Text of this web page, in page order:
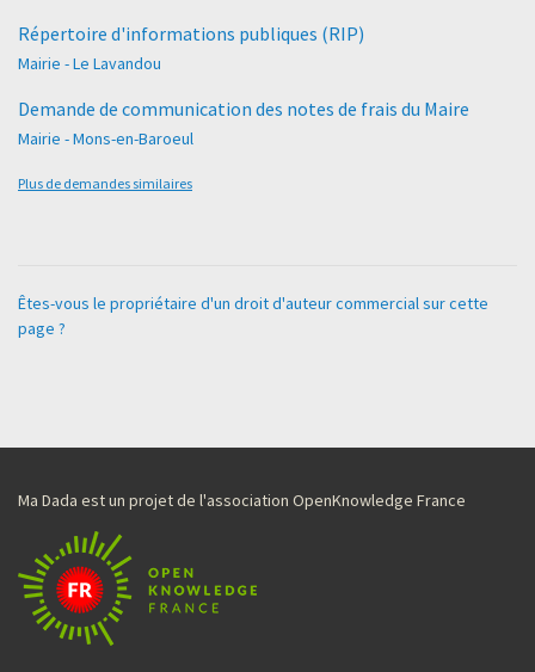
Répertoire d'informations publiques (RIP)
Mairie - Le Lavandou
Demande de communication des notes de frais du Maire
Mairie - Mons-en-Baroeul
Plus de demandes similaires
Êtes-vous le propriétaire d'un droit d'auteur commercial sur cette
page ?
Ma Dada est un projet de l'association OpenKnowledge France